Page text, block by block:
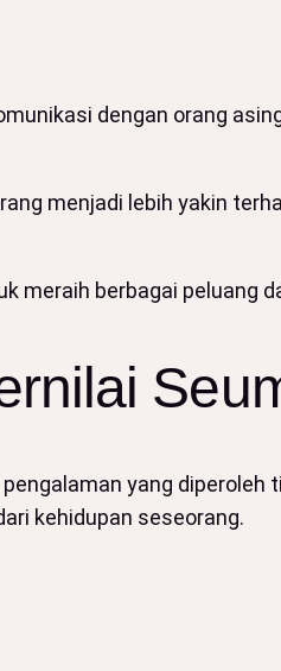
dengan orang
menjadi lebih yakin
meraih berbagai peluang
yang diperoleh
kehidupan seseorang.